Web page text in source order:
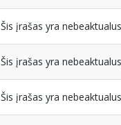
Šis įrašas yra
Šis įrašas yra
Šis įrašas yra